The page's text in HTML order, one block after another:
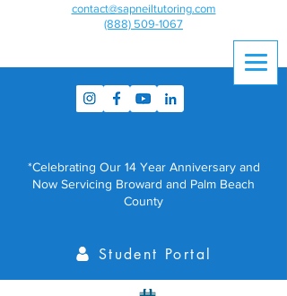
contact@sapneiltutoring.com
(888) 509-1067
*Celebrating Our 14 Year Anniversary and
Now Servicing Broward and Palm Beach
County
Student Portal